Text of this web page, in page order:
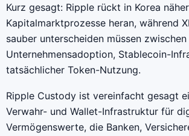
Kurz gesagt: Ripple rückt in Korea
Kapitalmarktprozesse heran, während
sauber unterscheiden müssen zwischen
Unternehmensadoption, Stablecoin-
tatsächlicher Token-Nutzung.
Ripple Custody ist vereinfacht gesagt
Verwahr- und Wallet-Infrastruktur für
Vermögenswerte, die Banken,